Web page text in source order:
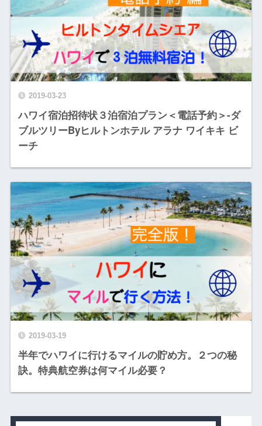
2019-03-23
ハワイ宿泊招待状３泊宿泊プラン＜電話予約＞-ダ
ブルツリーByヒルトンホテル アラナ ワイキキ ビ
ーチ
2019-03-19
半年でハワイに行けるマイルの貯め方。２つの秘
訣。特典航空券は何マイル必要？